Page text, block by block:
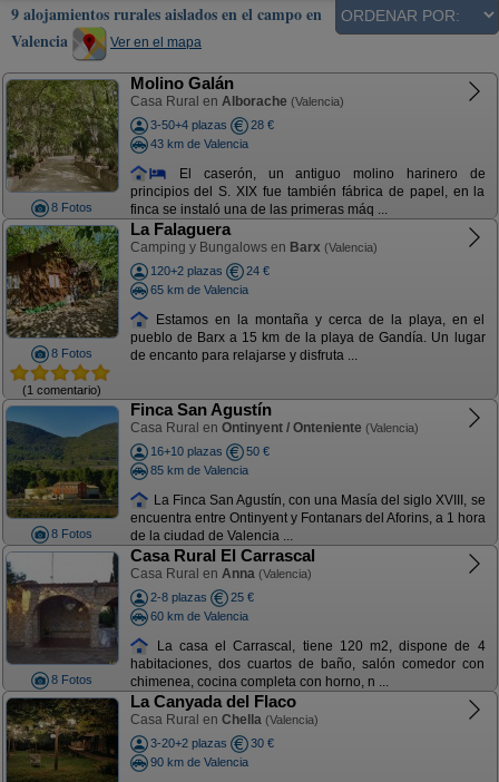
9 alojamientos rurales aislados en el campo en
Valencia
Ver en el mapa
8 Fotos
Molino Galán
Casa Rural en Alborache (Valencia)
3-50+4 plazas
28 €
43 km de Valencia
El caserón, un antiguo molino harinero de
principios del S. XIX fue también fábrica de papel, en la
finca se instaló una de las primeras máq ...
8 Fotos
(1 comentario)
La Falaguera
Camping y Bungalows en Barx (Valencia)
120+2 plazas
24 €
65 km de Valencia
Estamos en la montaña y cerca de la playa, en el
pueblo de Barx a 15 km de la playa de Gandía. Un lugar
de encanto para relajarse y disfruta ...
8 Fotos
Finca San Agustín
Casa Rural en Ontinyent / Onteniente (Valencia)
16+10 plazas
50 €
85 km de Valencia
La Finca San Agustín, con una Masía del siglo XVIII, se
encuentra entre Ontinyent y Fontanars del Aforins, a 1 hora
de la ciudad de Valencia ...
8 Fotos
Casa Rural El Carrascal
Casa Rural en Anna (Valencia)
2-8 plazas
25 €
60 km de Valencia
La casa el Carrascal, tiene 120 m2, dispone de 4
habitaciones, dos cuartos de baño, salón comedor con
chimenea, cocina completa con horno, n ...
La Canyada del Flaco
Casa Rural en Chella (Valencia)
3-20+2 plazas
30 €
90 km de Valencia